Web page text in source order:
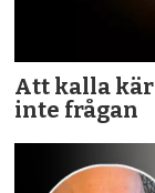
Att kalla
inte frågan